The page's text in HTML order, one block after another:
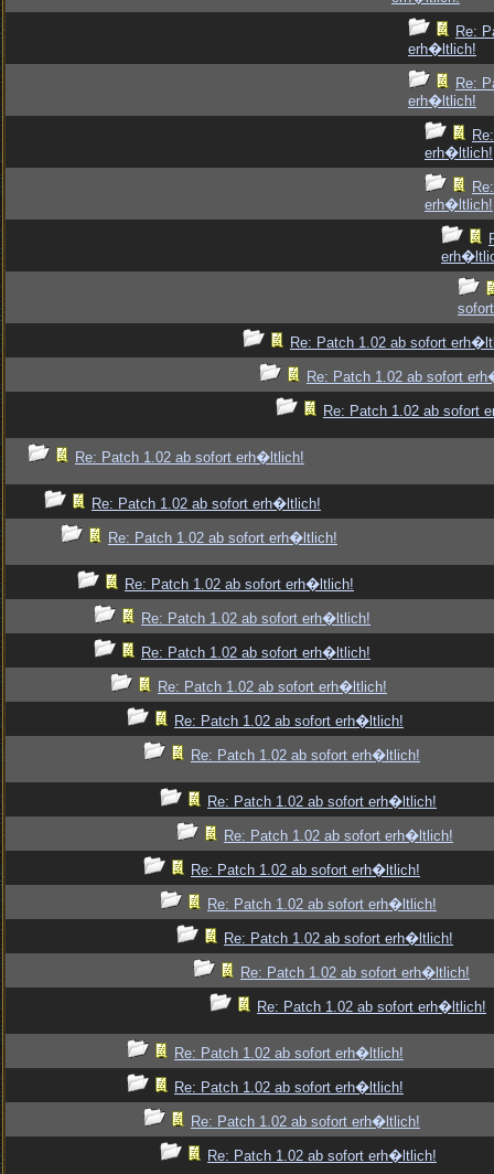
Re:
erh�ltlich!
Re:
erh�ltlich!
erh�ltlich!
erh�ltlich!
Re: Patch 1.02 ab sofort
Re: Patch 1.02 ab sofort
Re: Patch 1.02 ab sofort
Re: Patch 1.02 ab sofort erh�ltlich!
Re: Patch 1.02 ab sofort erh�ltlich!
Re: Patch 1.02 ab sofort erh�ltlich!
Re: Patch 1.02 ab sofort erh�ltlich!
Re: Patch 1.02 ab sofort erh�ltlich!
Re: Patch 1.02 ab sofort erh�ltlich!
Re: Patch 1.02 ab sofort erh�ltlich!
Re: Patch 1.02 ab sofort erh�ltlich!
Re: Patch 1.02 ab sofort erh�ltlich!
Re: Patch 1.02 ab sofort erh�ltlich!
Re: Patch 1.02 ab sofort erh�ltlich!
Re: Patch 1.02 ab sofort erh�ltlich!
Re: Patch 1.02 ab sofort erh�ltlich!
Re: Patch 1.02 ab sofort erh�ltlich!
Re: Patch 1.02 ab sofort erh�ltlich!
Re: Patch 1.02 ab sofort erh�ltlich!
Re: Patch 1.02 ab sofort erh�ltlich!
Re: Patch 1.02 ab sofort erh�ltlich!
Re: Patch 1.02 ab sofort erh�ltlich!
Re: Patch 1.02 ab sofort erh�ltlich!